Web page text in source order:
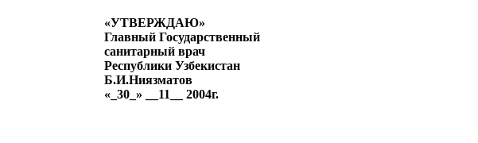
«УТВЕРЖДАЮ»
Главный Государственный
санитарный врач
Республики Узбекистан
Б.И.Ниязматов
«_30_» __11__ 2004г.